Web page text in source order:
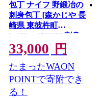
包丁 ナイフ 野鍛冶の
刺身包丁 [森かじや 長
崎県 東彼杵町
hs42bag470003] 刺身
ほうちょう 和包丁 お
つくり 刺身包丁 魚用
33,000 円
たまったWAON
POINTで寄附でき
る！